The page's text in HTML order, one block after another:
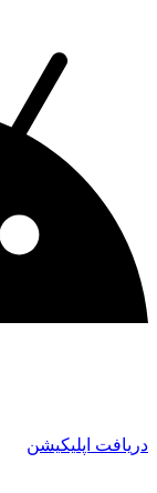
دریافت اپلیکیشن